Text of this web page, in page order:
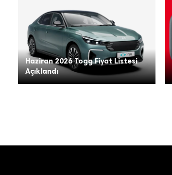
Haziran 2026 Togg Fiyat Listesi
Açıklandı